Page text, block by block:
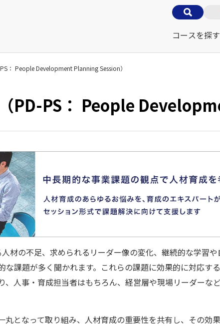
コースを探す
： People Development Planning Session）
PD-PS： People
材の不足、求められるリーダー像の変化、継続的な学習
課題が多く聞かれます。これらの課題に効果的に対応す
人事・育成担当者はもちろん、経営層や現場リーダーな
となって取り組み、人材育成の重要性を共有し、その効